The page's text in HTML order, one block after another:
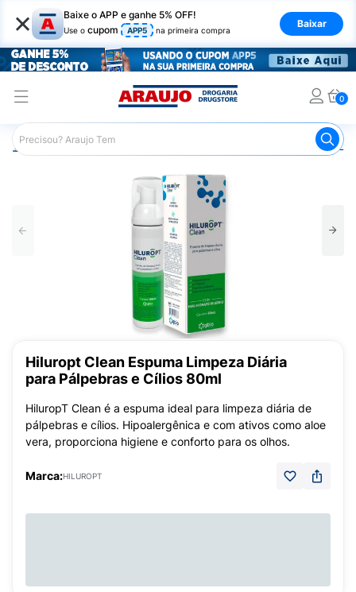
× Baixe o APP e ganhe 5% OFF!
Use o cupom APP5 na primeira compra
Baixar
0
Araujo Beleza e Cuidados Cuidados com o Rosto
Hiluropt Clean Espuma Limpeza Diária
para Pálpebras e Cílios 80ml
HiluropT Clean é a espuma ideal para limpeza diária de
pálpebras e cílios. Hipoalergênica e com ativos como aloe
vera, proporciona higiene e conforto para os olhos.
Marca:HILUROPT